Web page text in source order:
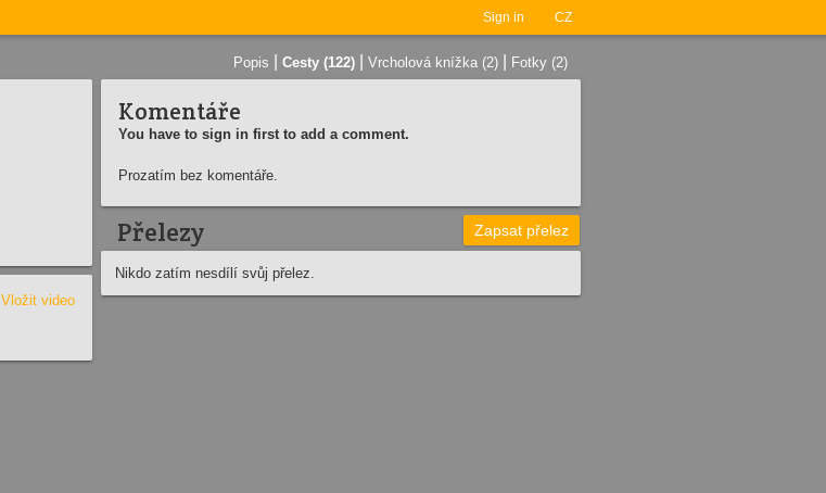
Sign in CZ
Popis Cesty (122) Vrcholová knížka (2) Fotky (2)
Vložit video
Komentáře
You have to sign in first to add a comment.
Prozatím bez komentáře.
Přelezy Zapsat přelez
Nikdo zatím nesdílí svůj přelez.